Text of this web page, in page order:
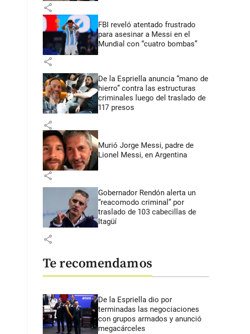
share
FBI reveló atentado frustrado
para asesinar a Messi en el
Mundial con “cuatro bombas”
share
De la Espriella anuncia “mano de
hierro” contra las estructuras
criminales luego del traslado de
117 presos
share
Murió Jorge Messi, padre de
Lionel Messi, en Argentina
share
Gobernador Rendón alerta un
“reacomodo criminal” por
traslado de 103 cabecillas de
Itagüí
share
Te recomendamos
De la Espriella dio por
terminadas las negociaciones
con grupos armados y anunció
megacárceles